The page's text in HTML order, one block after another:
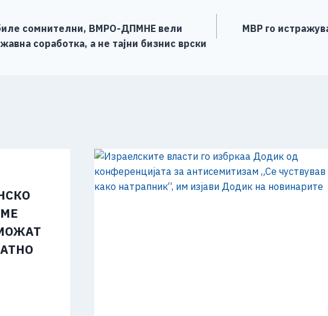
n
k
сомнителни, ВМРО-ДПМНЕ вели
соработка, а не тајни бизнис врски
МВР го